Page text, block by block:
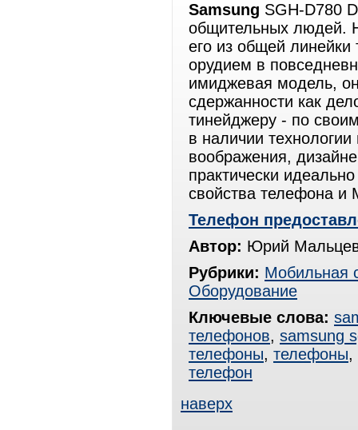
Samsung SGH-D780
общительных людей.
его из общей
орудием в
имиджевая модель,
сдержанности как
тинейджеру - по
в наличии
воображения,
практически
свойства телефона и
Телефон
Автор: Юрий
Рубрики: Мобильная
Оборудование
Ключевые слова:
телефонов, samsung
телефоны, телефоны,
телефон
наверх